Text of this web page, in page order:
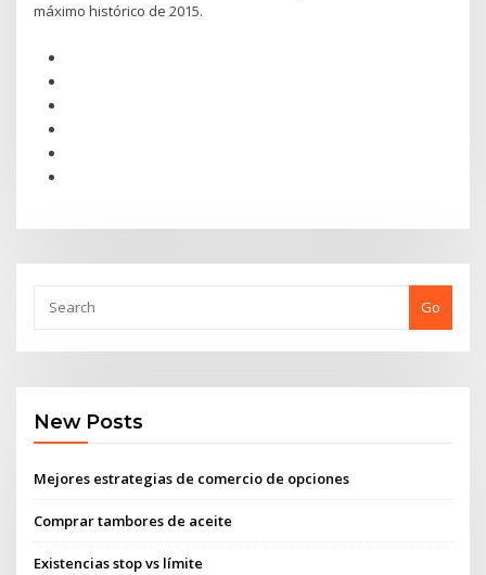
máximo histórico de 2015.
Go
New Posts
Mejores estrategias de comercio de opciones
Comprar tambores de aceite
Existencias stop vs límite